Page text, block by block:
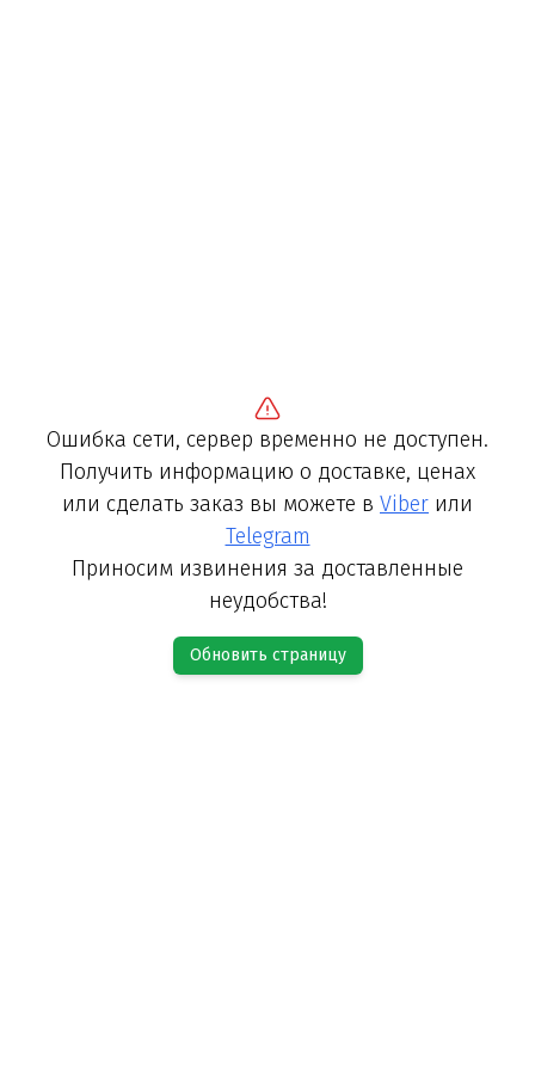
Ошибка сети, сервер временно не доступен.
Получить информацию о доставке, ценах
или сделать заказ вы можете в Viber или
Telegram
Приносим извинения за доставленные
неудобства!
Обновить страницу